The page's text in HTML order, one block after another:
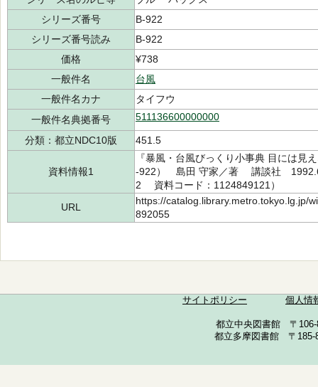
シリーズ番号
B-922
シリーズ番号読み
B-922
価格
¥738
一般件名
台風
一般件名カナ
タイフウ
一般件名典拠番号
511136600000000
分類：都立NDC10版 451.5
資料情報1
『暴風・台風びっくり小事典 目には見
-922） 島田 守家／著 講談社
2 資料コード：1124849121）
URL
https://catalog.library.metro.tokyo.lg.jp/
892055
サイトポリシー 個人情
都立中央図書館 〒
都立多摩図書館 〒185-